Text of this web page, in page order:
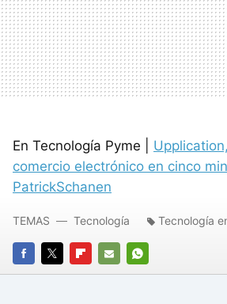
En Tecnología Pyme |
comercio electrónico en cinco
PatrickSchanen
FACEBOOK
TWITTERFLIPBOARD
E-
WHATSAPP
TEMAS Tecnología Tecnología